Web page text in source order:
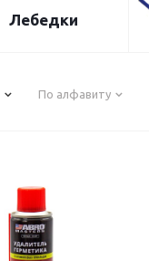
Лебедки
По алфавиту